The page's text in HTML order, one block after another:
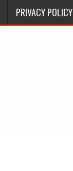
PRIVACY POLICY